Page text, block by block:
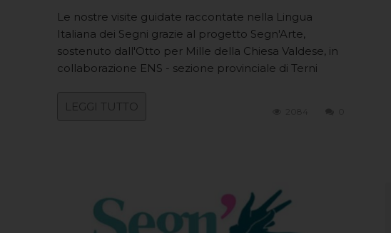
Le nostre visite guidate raccontate nella Lingua
Italiana dei Segni grazie al progetto Segn'Arte,
sostenuto dall'Otto per Mille della Chiesa Valdese, in
collaborazione ENS - sezione provinciale di Terni
LEGGI TUTTO